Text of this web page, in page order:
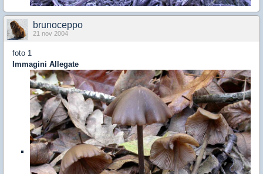
brunoceppo
21 nov 2004
foto 1
Immagini Allegate